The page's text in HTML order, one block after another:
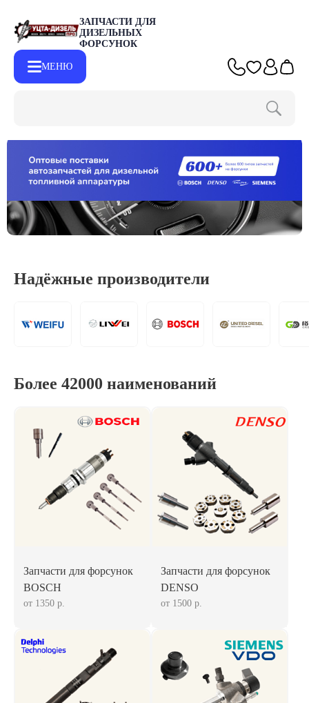
ЗАПЧАСТИ ДЛЯ
ДИЗЕЛЬНЫХ
ФОРСУНОК
МЕНЮ
Надёжные производители
Более 42000 наименований
Запчасти для форсунок
BOSCH
от 1350 р.
Запчасти для форсунок
DENSO
от 1500 р.